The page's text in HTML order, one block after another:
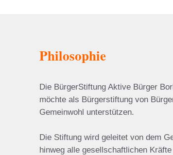
Philosophie
Die BürgerStiftung Aktive Bürger
möchte als Bürgerstiftung von
Gemeinwohl unterstützen.
Die Stiftung wird geleitet von dem
hinweg alle gesellschaftlichen